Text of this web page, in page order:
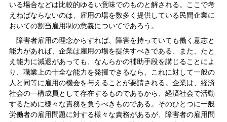
いる場合などは比較的ゆるい意味でのものと解される。ここで考
えねばならないのは、雇用の場を数多く提供している民間企業に
おいての割当雇用制の意義についてであろう。
障害者雇用の理念からすれば、障害を持っていても働く意志と
能力があれば、企業は雇用の場を提供すべきである、また、たと
え能力に減退があっても、なんらかの補助手段を講じることによ
り、職業上の十全な能力を発揮できるなら、これに対して一般の
人と同等に雇用の機会を与えることが要請される。企業は、経済
社会の一構成員として存在するものであるから、経済社会で活動
するために様々な責務を負うべきものである。そのひとつに一般
労働者の雇用問題に対する様々な責務があるが、障害者の雇用問